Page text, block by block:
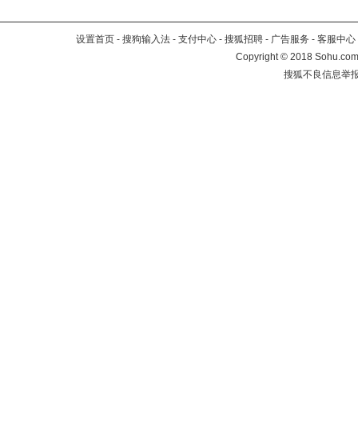
设置首页 - 搜狗输入法 - 支付中心 - 搜狐招聘 - 广告服务 - 客服中心
Copyright©2018
搜狐不良信息举